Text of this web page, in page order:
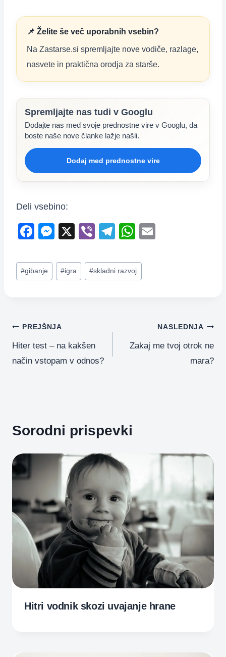
📌 Želite še več uporabnih vsebin?
Na Zastarse.si spremljajte nove vodiče, razlage,
nasvete in praktična orodja za starše.
Spremljajte nas tudi v Googlu
Dodajte nas med svoje prednostne vire v Googlu, da
boste naše nove članke lažje našli.
Dodaj med prednostne vire
Deli vsebino:
F
c
e
o
k
M
ss
e
er
X
Vi
er
T
e
gr
W
at
s
Post
Tags:
#gibanje #igra #skladni razvoj
Navigacija
prispevka
PREJŠNJA
Hiter test – na kakšen
način vstopam v odnos?
NASLEDNJA
Zakaj me tvoj otrok ne
mara?
Sorodni prispevki
Hitri vodnik skozi uvajanje hrane